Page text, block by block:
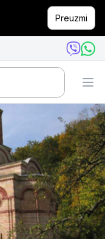
Preuzmi